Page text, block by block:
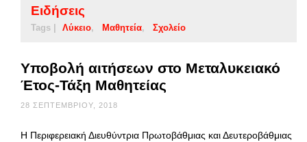
Ειδήσεις
Tags | Λύκειο Μαθητεία Σχολείο
Υποβολή αιτήσεων στο Μεταλυκειακό
Έτος-Τάξη Μαθητείας
28 ΣΕΠΤΕΜΒΡΊΟΥ, 2018
Η Περιφερειακή Διευθύντρια Πρωτοβάθμιας και Δευτεροβάθμιας